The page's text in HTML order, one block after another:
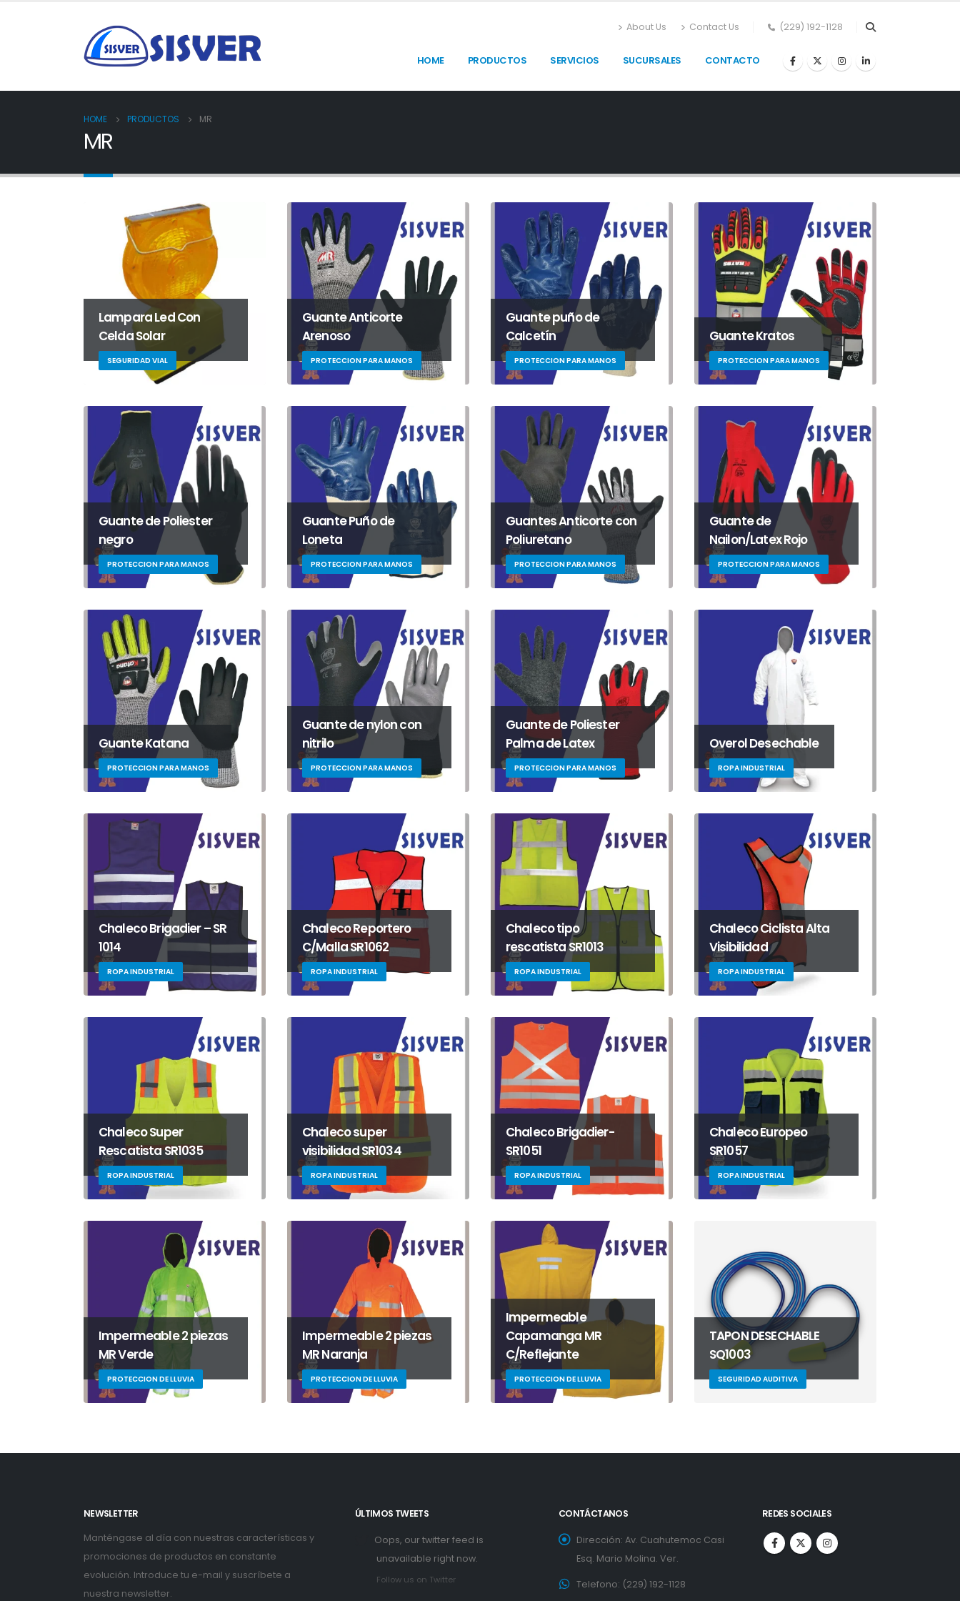
About Us Contact Us (229) 192-1128
HOME PRODUCTOS SERVICIOS SUCURSALES CONTACTO
HOME PRODUCTOS MR
MR
Lampara Led Con
Celda Solar
SEGURIDAD VIAL
Guante Anticorte
Arenoso
PROTECCION PARA MANOS
Guante puño de
Calcetín
PROTECCION PARA MANOS
Guante Kratos
PROTECCION PARA MANOS
Guante de Poliester
negro
PROTECCION PARA MANOS
Guante Puño de
Loneta
PROTECCION PARA MANOS
Guantes Anticorte con
Poliuretano
PROTECCION PARA MANOS
Guante de
Nailon/Latex Rojo
PROTECCION PARA MANOS
Guante Katana
PROTECCION PARA MANOS
Guante de nylon con
nitrilo
PROTECCION PARA MANOS
Guante de Poliester
Palma de Latex
PROTECCION PARA MANOS
Overol Desechable
ROPA INDUSTRIAL
Chaleco Brigadier – SR
1014
ROPA INDUSTRIAL
Chaleco Reportero
C/Malla SR1062
ROPA INDUSTRIAL
Chaleco tipo
rescatista SR1013
ROPA INDUSTRIAL
Chaleco Ciclista Alta
Visibilidad
ROPA INDUSTRIAL
Chaleco Super
Rescatista SR1035
ROPA INDUSTRIAL
Chaleco super
visibilidad SR1034
ROPA INDUSTRIAL
Chaleco Brigadier-
SR1051
ROPA INDUSTRIAL
Chaleco Europeo
SR1057
ROPA INDUSTRIAL
Impermeable 2 piezas
MR Verde
PROTECCION DE LLUVIA
Impermeable 2 piezas
MR Naranja
PROTECCION DE LLUVIA
Impermeable
Capamanga MR
C/Reflejante
PROTECCION DE LLUVIA
TAPON DESECHABLE
SQ1003
SEGURIDAD AUDITIVA
NEWSLETTER
Manténgase al día con nuestras características y
promociones de productos en constante
evolución. Introduce tu e-mail y suscríbete a
nuestra newsletter.
ÚLTIMOS TWEETS
Oops, our twitter feed is
unavailable right now.
Follow us on Twitter
CONTÁCTANOS
Dirección: Av. Cuahutemoc Casi
Esq. Mario Molina. Ver.
Telefono: (229) 192-1128
REDES SOCIALES